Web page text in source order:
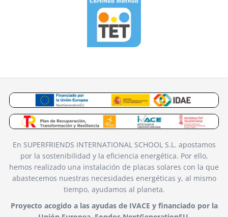
En SUPERFRIENDS INTERNATIONAL SCHOOL S.L. apostamos
por la sostenibilidad y la eficiencia energética. Por ello,
hemos realizado una instalación de placas solares con la que
abastecemos nuestras necesidades energéticas y, al mismo
tiempo, ayudamos al planeta.
Proyecto acogido a las ayudas de IVACE y financiado por la